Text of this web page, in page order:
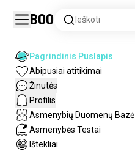
Boo Ieškoti
Pagrindinis Puslapis
Abipusiai atitikimai
Žinutės
Profilis
Asmenybių Duomenų Bazė
Asmenybės Testai
Ištekliai